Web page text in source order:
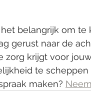
belangrijk om te
gerust naar de
zorg krijgt voor
te
maken?